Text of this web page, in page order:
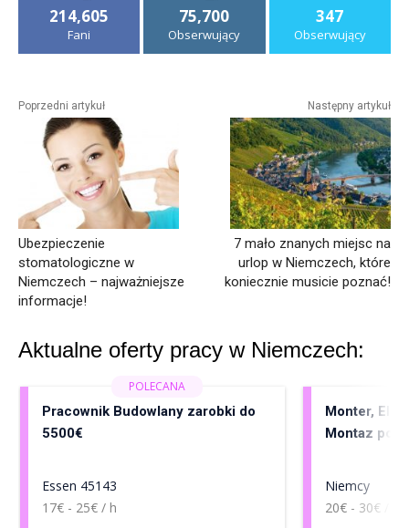
214,605
Fani
75,700
Obserwujący
347
Obserwujący
Poprzedni artykuł
Ubezpieczenie
stomatologiczne w
Niemczech – najważniejsze
informacje!
Następny artykuł
7 mało znanych miejsc na
urlop w Niemczech, które
koniecznie musicie poznać!
Aktualne oferty pracy w Niemczech:
Pracownik Budowlany zarobki do
5500€
Essen 45143
17€ - 25€ / h
Monter,
Montaz
Niemcy
20€ - 30€ / h